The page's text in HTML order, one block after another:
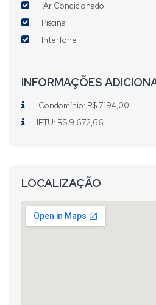
Ar Condicionado
Piscina
Interfone
INFORMAÇÕES
Condomínio: R$ 7.194,00
IPTU: R$ 9.672,66
LOCALIZAÇÃO